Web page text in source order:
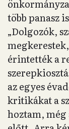
több panasz
„Dolgozók,
érintették a
az egyes
kritikákat a
hoztam, még